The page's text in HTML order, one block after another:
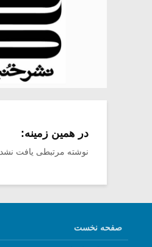
در همین زمینه:
نوشته مرتبطی یافت نشد
صفحه نخست